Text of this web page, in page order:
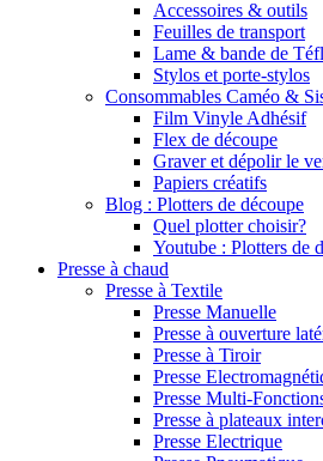
Accessoires & outils
Feuilles de transport
Lame & bande de
Stylos et porte-stylos
Consommables Caméo &
Film Vinyle Adhésif
Flex de découpe
Graver et dépolir le
Papiers créatifs
Blog : Plotters de découpe
Quel plotter choisir?
Youtube : Plotters de
Presse à chaud
Presse à Textile
Presse Manuelle
Presse à ouverture
Presse à Tiroir
Presse
Presse Multi-
Presse à plateaux
Presse Electrique